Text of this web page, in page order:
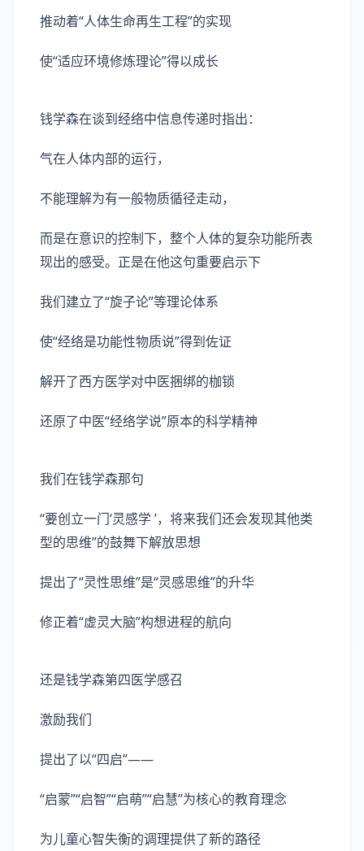
推动着“人体生命再生工程”的实现
使“适应环境修炼理论”得以成长
钱学森在谈到经络中信息传递时指出：
气在人体内部的运行，
不能理解为有一般物质循径走动，
而是在意识的控制下，整个人体的复杂功能所表
现出的感受。正是在他这句重要启示下
我们建立了“旋子论”等理论体系
使“经络是功能性物质说”得到佐证
解开了西方医学对中医捆绑的枷锁
还原了中医“经络学说”原本的科学精神
我们在钱学森那句
“要创立一门‘灵感学 ’，将来我们还会发现其他类
型的思维”的鼓舞下解放思想
提出了“灵性思维”是“灵感思维”的升华
修正着“虚灵大脑”构想进程的航向
还是钱学森第四医学感召
激励我们
提出了以“四启”——
“启蒙”“启智”“启萌”“启慧”为核心的教育理念
为儿童心智失衡的调理提供了新的路径